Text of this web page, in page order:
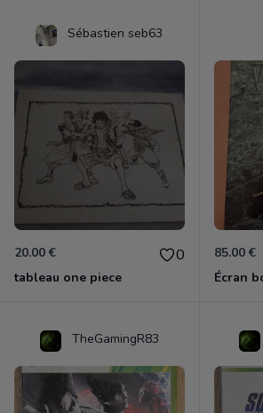
Sébastien seb63
20.00 € 0
tableau one piece
85.00 €
TheGamingR83